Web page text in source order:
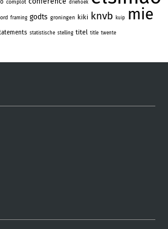
complot driehoek
framing godts groningen kiki knvb kuip mie
statistische stelling titel title twente